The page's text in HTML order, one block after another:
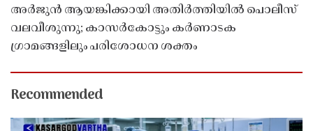
അർജുൻ ആയങ്കിക്കായി അതിർത്തിയിൽ പൊലീസ്
വലവീശുന്നു; കാസർകോട്ടും കർണാടക
ഗ്രാമങ്ങളിലും പരിശോധന ശക്തം
Recommended